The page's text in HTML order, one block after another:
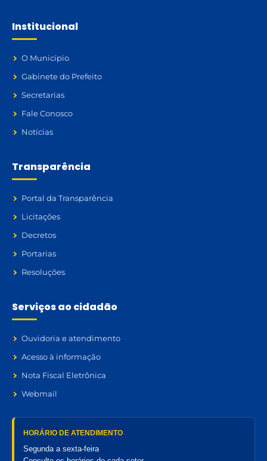
Institucional
O Município
Gabinete do Prefeito
Secretarias
Fale Conosco
Notícias
Transparência
Portal da Transparência
Licitações
Decretos
Portarias
Resoluções
Serviços ao cidadão
Ouvidoria e atendimento
Acesso à informação
Nota Fiscal Eletrônica
Webmail
HORÁRIO DE ATENDIMENTO
Segunda a sexta-feira